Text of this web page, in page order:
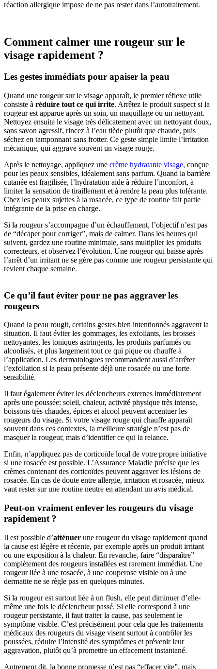
réaction allergique impose de ne pas rester dans l’autotraitement.
Comment calmer une rougeur sur le
visage rapidement ?
Les gestes immédiats pour apaiser la peau
Quand une rougeur sur le visage apparaît, le premier réflexe utile
consiste à réduire tout ce qui irrite. Arrêtez le produit suspect si la
rougeur est apparue après un soin, un maquillage ou un nettoyant.
Nettoyez ensuite le visage très délicatement avec un nettoyant doux,
sans savon agressif, rincez à l’eau tiède plutôt que chaude, puis
séchez en tamponnant sans frotter. Ce geste simple limite l’irritation
mécanique, qui aggrave souvent un visage rouge.
Après le nettoyage, appliquez une crème hydratante visage, conçue
pour les peaux sensibles, idéalement sans parfum. Quand la barrière
cutanée est fragilisée, l’hydratation aide à réduire l’inconfort, à
limiter la sensation de tiraillement et à rendre la peau plus tolérante.
Chez les peaux sujettes à la rosacée, ce type de routine fait partie
intégrante de la prise en charge.
Si la rougeur s’accompagne d’un échauffement, l’objectif n’est pas
de “décaper pour corriger”, mais de calmer. Dans les heures qui
suivent, gardez une routine minimale, sans multiplier les produits
correcteurs, et observez l’évolution. Une rougeur qui baisse après
l’arrêt d’un irritant ne se gère pas comme une rougeur persistante qui
revient chaque semaine.
Ce qu’il faut éviter pour ne pas aggraver les
rougeurs
Quand la peau rougit, certains gestes bien intentionnés aggravent la
situation. Il faut éviter les gommages, les exfoliants, les brosses
nettoyantes, les toniques astringents, les produits parfumés ou
alcoolisés, et plus largement tout ce qui pique ou chauffe à
l’application. Les dermatologues recommandent aussi d’arrêter
l’exfoliation si la peau présente déjà une rosacée ou une forte
sensibilité.
Il faut également éviter les déclencheurs externes immédiatement
après une poussée: soleil, chaleur, activité physique très intense,
boissons très chaudes, épices et alcool peuvent accentuer les
rougeurs du visage. Si votre visage rouge qui chauffe apparaît
souvent dans ces contextes, la meilleure stratégie n’est pas de
masquer la rougeur, mais d’identifier ce qui la relance.
Enfin, n’appliquez pas de corticoïde local de votre propre initiative
si une rosacée est possible. L’Assurance Maladie précise que les
crèmes contenant des corticoïdes peuvent aggraver les lésions de
rosacée. En cas de doute entre allergie, irritation et rosacée, mieux
vaut rester sur une routine neutre en attendant un avis médical.
Peut-on vraiment enlever les rougeurs du visage
rapidement ?
Il est possible d’atténuer une rougeur du visage rapidement quand
la cause est légère et récente, par exemple après un produit irritant
ou une exposition à la chaleur. En revanche, faire “disparaître”
complètement des rougeurs installées est rarement immédiat. Une
rougeur liée à une rosacée, à une couperose visible ou à une
dermatite ne se règle pas en quelques minutes.
Si la rougeur est surtout liée à un flush, elle peut diminuer d’elle-
même une fois le déclencheur passé. Si elle correspond à une
rougeur persistante, il faut traiter la cause, pas seulement le
symptôme visible. C’est précisément pour cela que les traitements
médicaux des rougeurs du visage visent surtout à contrôler les
poussées, réduire l’intensité des symptômes et prévenir leur
aggravation, plutôt qu’à promettre un effacement instantané.
Autrement dit, la bonne promesse n’est pas “effacer vite”, mais